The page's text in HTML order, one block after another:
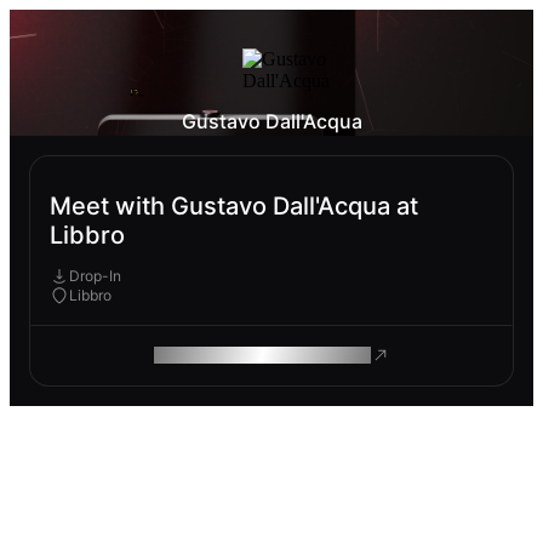
Gustavo Dall'Acqua
Meet with Gustavo Dall'Acqua at
Libbro
Drop-In
Libbro